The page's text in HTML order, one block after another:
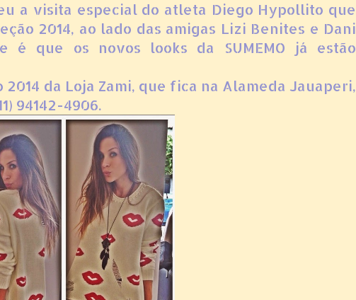
a visita especial do atleta Diego Hypollito que
2014, ao lado das amigas Lizi Benites e Dani
é que os novos looks da SUMEMO já estão
da Loja Zami, que fica na Alameda Jauaperi,
94142-4906.